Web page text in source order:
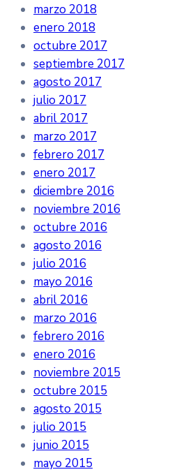
marzo 2018
enero 2018
octubre 2017
septiembre 2017
agosto 2017
julio 2017
abril 2017
marzo 2017
febrero 2017
enero 2017
diciembre 2016
noviembre 2016
octubre 2016
agosto 2016
julio 2016
mayo 2016
abril 2016
marzo 2016
febrero 2016
enero 2016
noviembre 2015
octubre 2015
agosto 2015
julio 2015
junio 2015
mayo 2015